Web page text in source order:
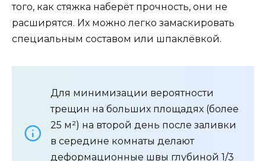
того, как стяжка наберёт прочность, они не
расширятся. Их можно легко замаскировать
специальным составом или шпаклёвкой.
Для минимизации вероятности
трещин на больших площадях (более
25 м²) на второй день после заливки
в середине комнаты делают
деформационные швы глубиной 1/3